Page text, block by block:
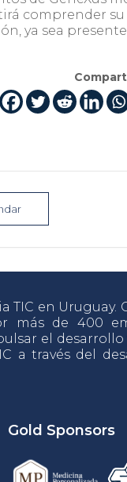
comprender
ya sea presente
TIC en Uruguay.
más de 400
el
a través del
Gold Sponsors